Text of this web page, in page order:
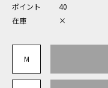
ポイント
40
在庫
×
M